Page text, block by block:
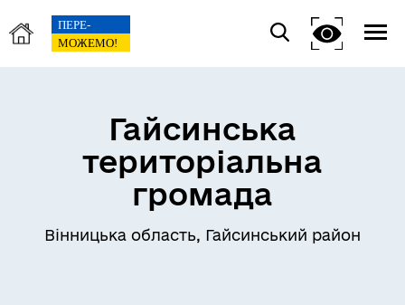
Гайсинська
територіальна
громада
Вінницька область, Гайсинський район